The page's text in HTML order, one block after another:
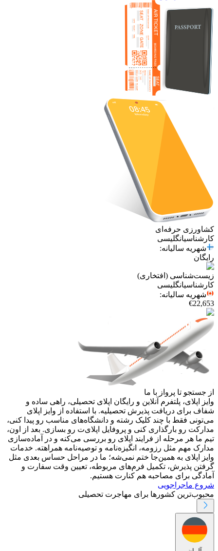
کشاورزی حرفه‌ای
کارشناسیانگلیسی
شهریه سالیانه:
رایگان
زیست‌شناسی (افتخاری)
کارشناسیانگلیسی
شهریه سالیانه:
€22,653
از جستجو تا پرواز با ما
وایز اپلای، پلتفرم آنلاین و رایگان اپلای تحصیلی، راهی ساده و
شفاف برای دریافت پذیرش تحصیلیه. با استفاده از وایز اپلای
می‌تونی فقط با چند کلیک رشته و دانشگاه‌های مناسب رو پیدا کنی،
مدارکت رو بارگذاری کنی و پروفایل اپلای‌ت رو بسازی. بعد از اون،
تیم ما هر مرحله از فرایند اپلای رو بررسی می‌کنه و در آماده‌سازی
مدارک مهم مثل رزومه، انگیزه‌نامه و توصیه‌نامه همراهته. خدمات
وایز اپلای به همین‌جا ختم نمی‌شه؛ ما در مراحل حساس بعدی مثل
گرفتن پذیرش، تکمیل فرم‌های مربوطه، تعیین وقت سفارت و
آمادگی برای مصاحبه هم کنارت هستیم.
شروع ماجراجویی
محبوب‌ترین کشورها برای مهاجرت تحصیلی